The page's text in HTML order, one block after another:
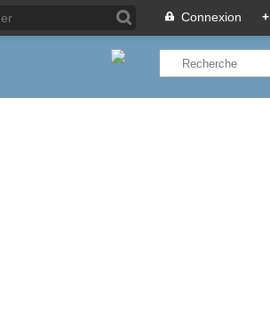
Connexion +